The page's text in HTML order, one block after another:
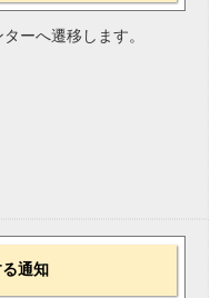
ーへ遷移します。
通知